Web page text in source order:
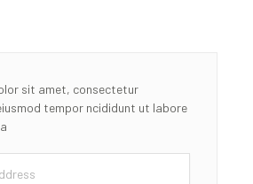
sit amet, consectetur
tempor ncididunt ut labore